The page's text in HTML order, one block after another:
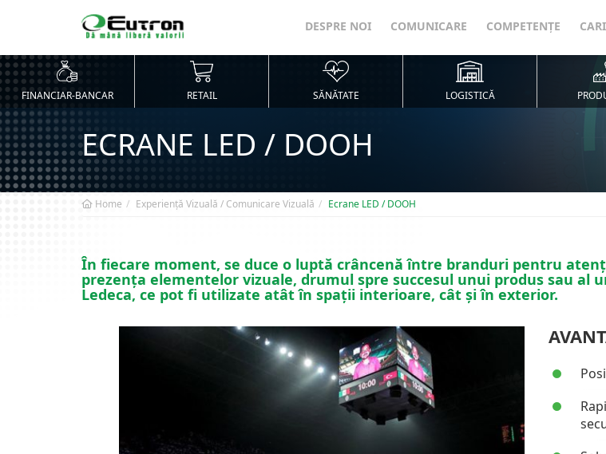
DESPRE NOI COMUNICARE COMPETENȚE
FINANCIAR-BANCAR RETAIL SĂNĂTATE LOGISTICĂ
ECRANE LED / DOOH
Home Experiență Vizuală / Comunicare Vizuală Ecrane LED / DOOH
În fiecare moment, se duce o luptă crâncenă între branduri pentru
prezența elementelor vizuale, drumul spre succesul unui produs sau al
Ledeca, ce pot fi utilizate atât în spații interioare, cât și în exterior.